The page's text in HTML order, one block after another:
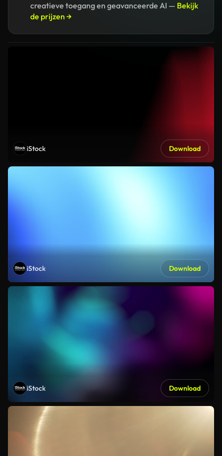
creatieve toegang en geavanceerde AI — Bekijk
de prijzen →
iStock Download
iStock Download
iStock Download